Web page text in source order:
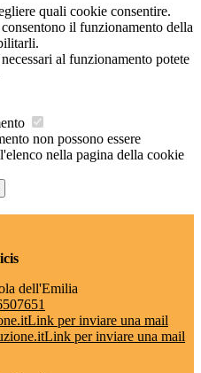
quali cookie consentire.
il funzionamento della
al funzionamento potete
non possono essere
nella pagina della cookie
dell'Emilia
Link per inviare una mail
Link per inviare una mail